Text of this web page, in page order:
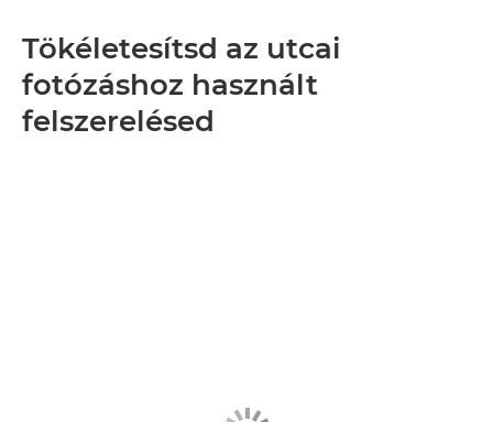
Tökéletesítsd az utcai
fotózáshoz használt
felszerelésed